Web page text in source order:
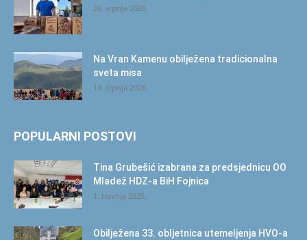
26. srpnja 2026.
Na Vran Kamenu obilježena tradicionalna
sveta misa
19. srpnja 2026.
POPULARNI POSTOVI
Tina Grubešić izabrana za predsjednicu OO
Mladež HDZ-a BiH Fojnica
1. travnja 2025.
Obilježena 33. obljetnica utemeljenja HVO-a